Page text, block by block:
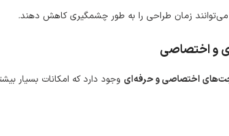
زمان طراحی را به طور چشمگیری کاهش دهند.
و اختصاصی
اختصاصی و حرفه‌ای وجود دارد که امکانات بسیار